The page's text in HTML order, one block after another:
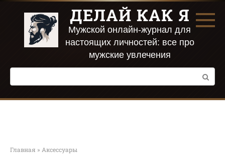
Перейти
контенту
ДЕЛАЙ КАК Я
Мужской онлайн-журнал для
настоящих личностей: все про
мужские увлечения
Поиск:
Главная » Аксессуары